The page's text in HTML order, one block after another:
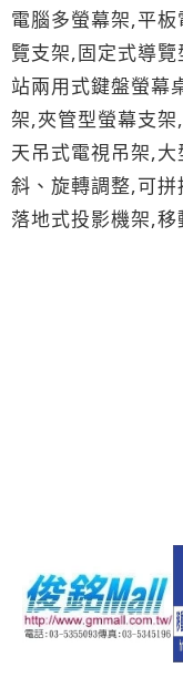
電腦多螢幕架,平
覽支架,固定式導
站兩用式鍵盤螢幕
架,夾管型螢幕支
天吊式電視吊架,
斜、旋轉調整,可
落地式投影機架,
投影機吊架,落地
液晶螢幕護目鏡
音響架,壁掛式喇